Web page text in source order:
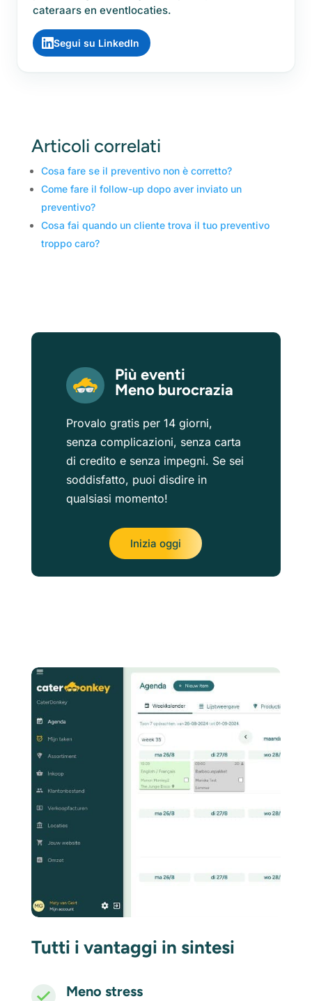
cateraars en eventlocaties.
Segui su LinkedIn
Articoli correlati
Cosa fare se il preventivo non è corretto?
Come fare il follow-up dopo aver inviato un
preventivo?
Cosa fai quando un cliente trova il tuo preventivo
troppo caro?
Più eventi
Meno burocrazia
Provalo gratis per 14 giorni,
senza complicazioni, senza carta
di credito e senza impegni. Se sei
soddisfatto, puoi disdire in
qualsiasi momento!
Inizia oggi
Tutti i vantaggi in sintesi
Meno stress